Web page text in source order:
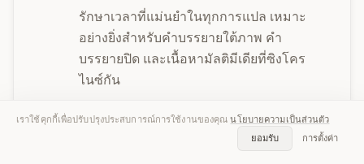
รักษาเวลาที่แม่นยำในทุกการแปล เหมาะ
อย่างยิ่งสำหรับคำบรรยายใต้ภาพ คำ
บรรยายปิด และเนื้อหามัลติมีเดียที่ซิงโคร
ไนซ์กัน
เราใช้คุกกี้เพื่อปรับปรุงประสบการณ์การใช้งานของคุณนโยบายความเป็นส่วนตัว
ยอมรับ
การตั้งค่า